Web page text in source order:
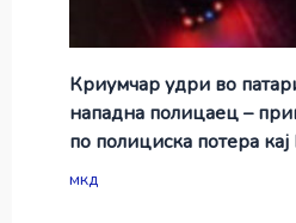
Криумчар удри во
нападна полицаец –
по полициска потера кај
мкд